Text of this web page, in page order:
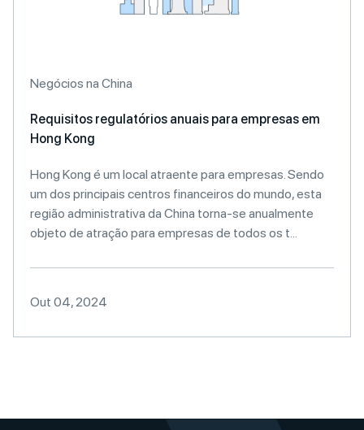
Negócios na China
Requisitos regulatórios anuais para empresas em
Hong Kong
Hong Kong é um local atraente para empresas. Sendo
um dos principais centros financeiros do mundo, esta
região administrativa da China torna-se anualmente
objeto de atração para empresas de todos os t...
Out 04, 2024